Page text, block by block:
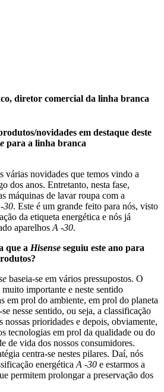
diretor comercial da linha branca
novidades em destaque deste
para a linha branca
várias novidades que temos vindo a
dos anos. Entretanto, nesta fase,
máquinas de lavar roupa com a
30. Este é um grande feito para nós, visto
da etiqueta energética e nós já
aparelhosA -30.
que a Hisense seguiu este ano para
baseia-se em vários pressupostos. O
importante e neste sentido
em prol do ambiente, em prol do planeta
nesse sentido, ou seja, a classificação
nossas prioridades e depois, obviamente,
tecnologias em prol da qualidade ou do
de vida dos nossos consumidores.
centra-se nestes pilares. Daí, nós
energéticaA -30 e estarmos a
permitem prolongar a preservação dos